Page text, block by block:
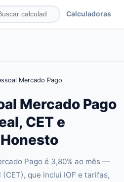
Calculadoras
Mercado Pago
Mercado Pago
CET e
Pago é 3,80% ao mês —
que inclui IOF e tarifas,